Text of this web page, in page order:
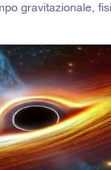
gravitazionale,